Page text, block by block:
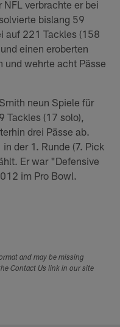
verbrachte er bei
bislang 59
auf 221 Tackles (158
einen eroberten
und wehrte acht Pässe
neun Spiele für
Tackles (17 solo),
drei Pässe ab.
der 1. Runde (7. Pick
Er war "Defensive
im Pro Bowl.
and may be missing
Contact Us link in our site